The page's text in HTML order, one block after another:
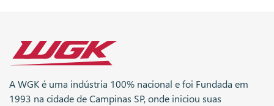
A WGK é uma indústria 100% nacional e foi Fundada em
1993 na cidade de Campinas SP, onde iniciou suas